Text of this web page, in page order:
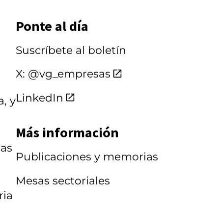
y
Ponte al día
Suscríbete al boletín
X: @vg_empresas
LinkedIn
Más información
Publicaciones y memorias
Mesas sectoriales